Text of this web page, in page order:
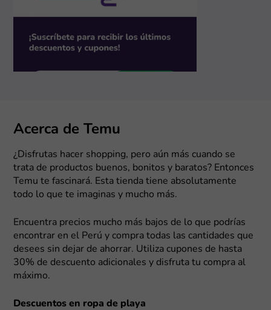
Acerca de Temu
¿Disfrutas hacer shopping, pero aún más cuando se
trata de productos buenos, bonitos y baratos? Entonces
Temu te fascinará. Esta tienda tiene absolutamente
todo lo que te imaginas y mucho más.
Encuentra precios mucho más bajos de lo que podrías
encontrar en el Perú y compra todas las cantidades que
desees sin dejar de ahorrar. Utiliza cupones de hasta
30% de descuento adicionales y disfruta tu compra al
máximo.
Descuentos en ropa de playa